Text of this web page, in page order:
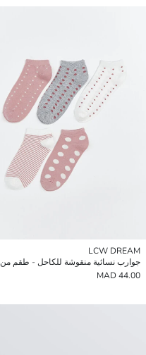
LCW DREAM
جوارب نسائية منقوشة للكاحل - طقم من 5
44.00 MAD